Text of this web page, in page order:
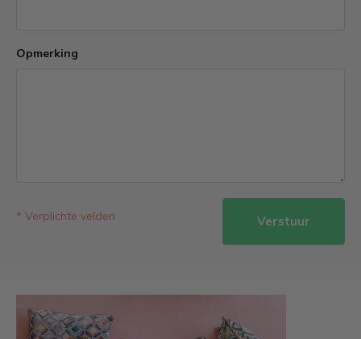
Opmerking
* Verplichte velden Verstuur